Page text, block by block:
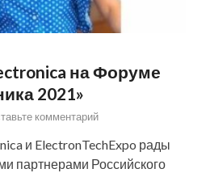
на Форуме
2021»
комментарий
и ElectronTechExpo рады
партнерами Российского